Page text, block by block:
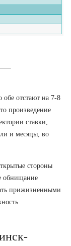
отстают на 7-8
произведение
ставки,
и месяцы, во
стороны
обнищание
прижизненными